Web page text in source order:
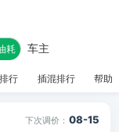
耗 车主
行 插混排行 帮助
下次调价： 08-15